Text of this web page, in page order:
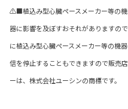
⚠■植込み型心臓ペースメーカー等の
器に影響を及ぼすおそれがありますの
に植込み型心臓ペースメーカー等の機
信を停止することもできますので販
ーは、株式会社ユーシンの商標です。